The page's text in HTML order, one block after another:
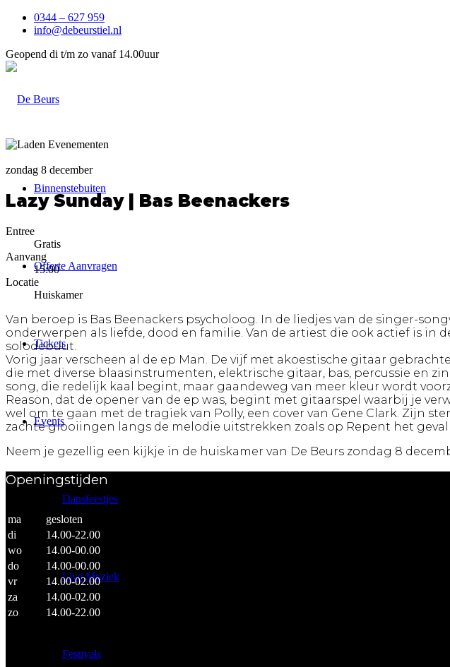
0344 – 627 959
info@debeurstiel.nl
Geopend di t/m zo vanaf 14.00uur
Binnenstebuiten
Offerte Aanvragen
Tickets
Events
Dansfeestjes
Live Muziek
Festivals
zondag 8 december
Lazy Sunday | Bas Beenackers
Entree
Gratis
Aanvang
15:00
Locatie
Huiskamer
Van beroep is Bas Beenackers psycholoog. In de liedjes van de singer-
onderwerpen als liefde, dood en familie. Van de artiest die ook actief is in
solodebuut.
Vorig jaar verscheen al de ep Man. De vijf met akoestische gitaar
die met diverse blaasinstrumenten, elektrische gitaar, bas, percussie en
song, die redelijk kaal begint, maar gaandeweg van meer kleur wordt
Reason, dat de opener van de ep was, begint met gitaarspel waarbij je
wel om te gaan met de tragiek van Polly, een cover van Gene Clark. Zijn
zachte glooiingen langs de melodie uitstrekken zoals op Repent het geval
Neem je gezellig een kijkje in de huiskamer van De Beurs zondag 8
Openingstijden
ma
gesloten
di
14.00-22.00
wo
14.00-00.00
do
14.00-00.00
vr
14.00-02.00
za
14.00-02.00
zo
14.00-22.00